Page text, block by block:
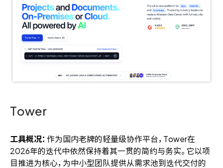
Tower
工具概况： 作为国内老牌的轻量级协作平台，Tower在
2026年的迭代中依然保持着其一贯的简约与务实。它以项
目推进为核心，为中小型团队提供从需求池到迭代交付的